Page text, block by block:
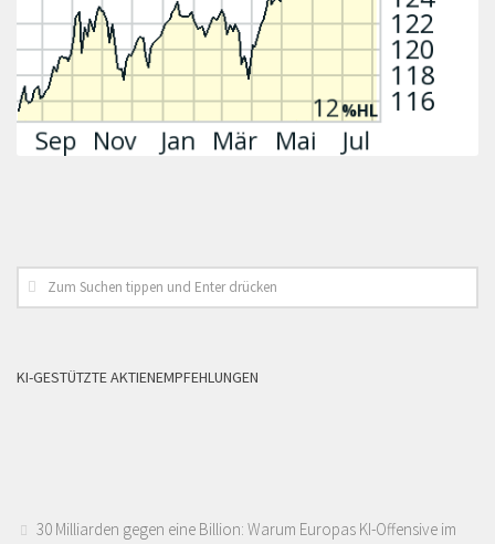
KI-GESTÜTZTE AKTIENEMPFEHLUNGEN
30 Milliarden gegen eine Billion: Warum Europas KI-Offensive im